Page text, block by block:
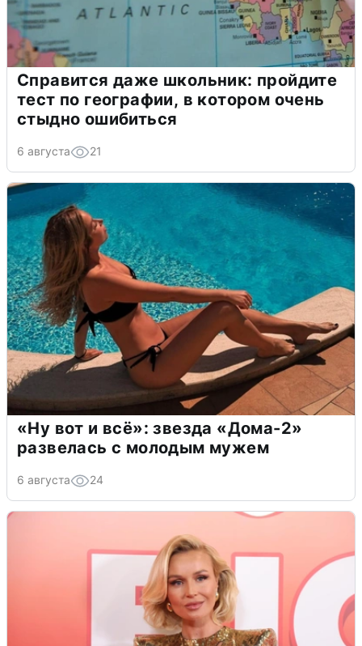
Справится даже школьник: пройдите
тест по географии, в котором очень
стыдно ошибиться
6 августа 21
«Ну вот и всё»: звезда «Дома-2»
развелась с молодым мужем
6 августа 24